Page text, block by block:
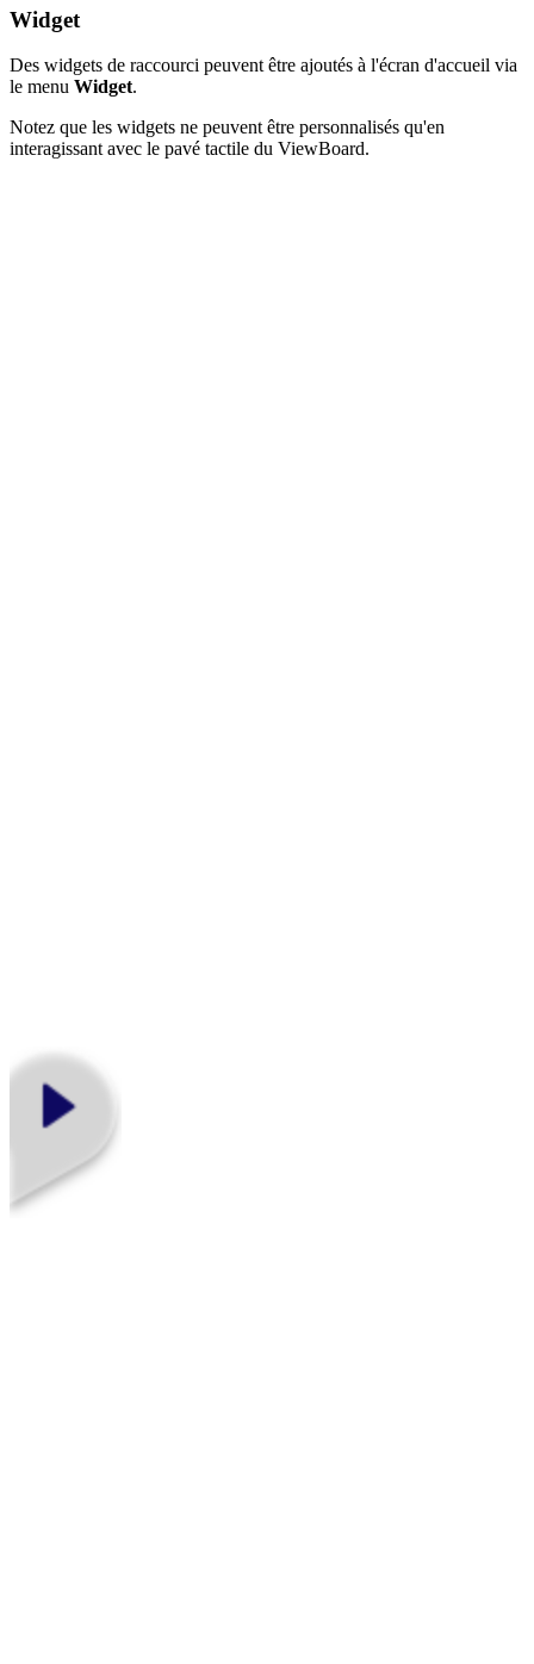
Widget
Des widgets de raccourci peuvent être ajoutés à l'écran d'accueil via
le menu Widget.
Notez que les widgets ne peuvent être personnalisés qu'en
interagissant avec le pavé tactile du ViewBoard.